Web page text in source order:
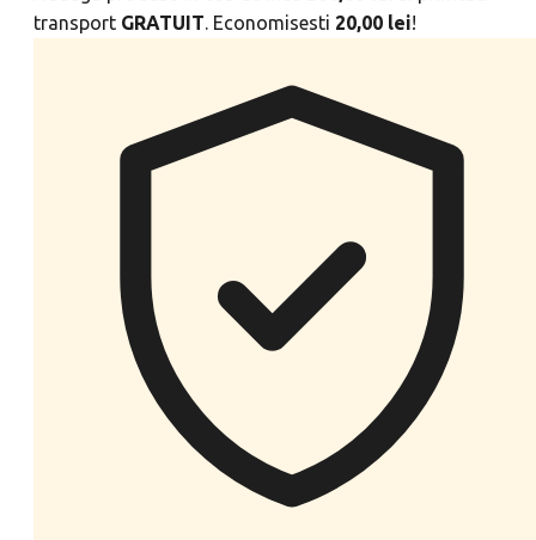
transport GRATUIT. Economisesti 20,00 lei!